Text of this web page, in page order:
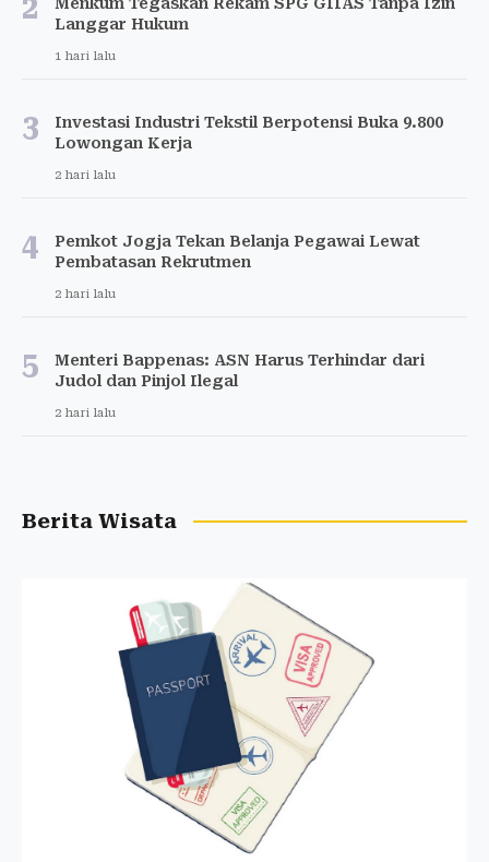
2
Langgar Hukum
1 hari lalu
3
Investasi Industri Tekstil Berpotensi Buka 9.800
Lowongan Kerja
2 hari lalu
4
Pemkot Jogja Tekan Belanja Pegawai Lewat
Pembatasan Rekrutmen
2 hari lalu
5
Menteri Bappenas: ASN Harus Terhindar dari
Judol dan Pinjol Ilegal
2 hari lalu
Berita Wisata